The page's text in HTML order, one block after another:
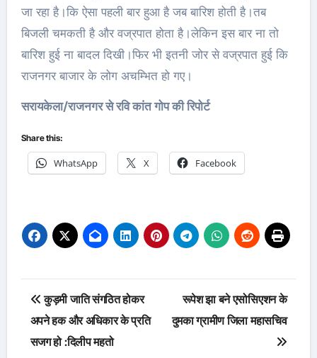
जा रहा है।कि ऐसा पहली बार हुआ है जब बारिश होती है।तब
बिजली चमकती है और वज्रपात होता है।लेकिन इस बार ना तो
बारिश हुई ना बादल दिखी।फिर भी इतनी जोर से वज्रपात हुई कि
राजनगर बाजार के लोग अचम्भित हो गए।
सरायकेला/राजनगर से रवि कांत गोप की रिपोर्ट
Share this:
WhatsApp X Facebook
Post
navigation
कुड़मी जाति संगठित होकर
अपने हक और अधिकार के प्रति
सजग हो :दिलीप महतो
रूपेश झा बने एसोसिएशन के
दुमका ग्रामीण जिला महासचिव